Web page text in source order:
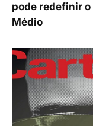
pode redefinir
Médio